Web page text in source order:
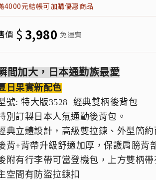
4000元結帳可加購優惠商品
價 $ 3,980 免運費
間加大，日本通勤族最愛
日果實新配色
號: 特大版3528 經典雙柄後背包
別訂製日本人氣通勤後背包。
典立體設計，高級雙拉鍊、外型簡約
背+背帶升級舒適加厚，保護肩膀背
附有行李帶可當登機包，上方雙柄
空間有防盜拉鍊扣